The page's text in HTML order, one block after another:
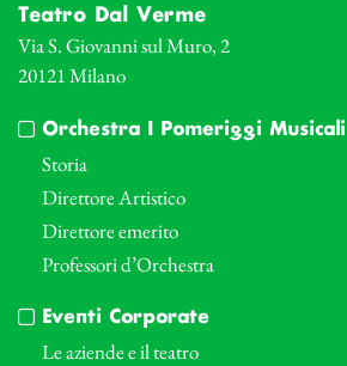
Teatro Dal Verme
Via S. Giovanni sul Muro, 2
20121 Milano
Orchestra I Pomeriggi Musicali
Storia
Direttore Artistico
Direttore emerito
Professori d’Orchestra
Eventi Corporate
Le aziende e il teatro